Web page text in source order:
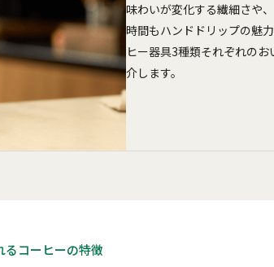
味わいが変化する繊細さや
時間もハンドドリップの魅
ヒー器具3種類それぞれの
介します。
るコーヒーの特徴